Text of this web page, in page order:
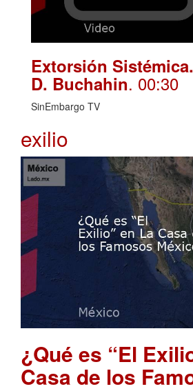
Extorsión
D. Buchahin. 00:30
SinEmbargo TV
exilio
¿Qué es “El
Casa de los